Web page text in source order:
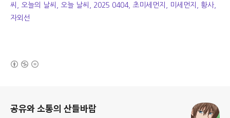
씨, 오늘의 날씨, 오늘 날씨, 2025 0404, 초미세먼지, 미세먼지, 황사,
자외선
공유와 소통의 산들바람